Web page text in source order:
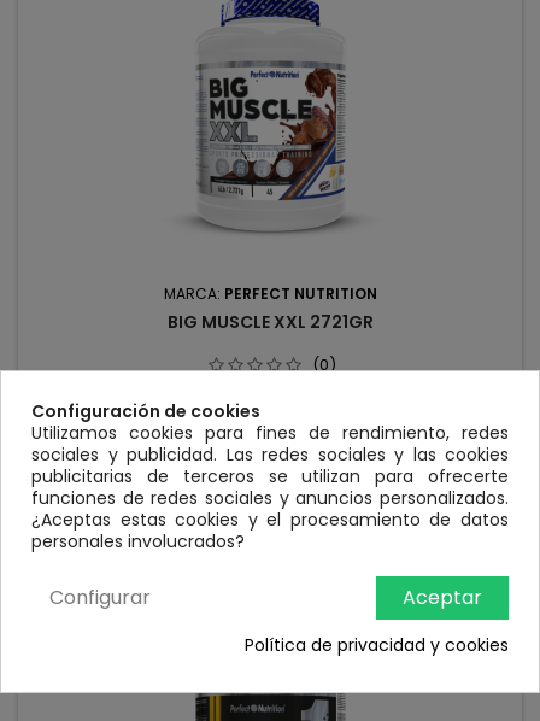
MARCA: PERFECT NUTRITION
BIG MUSCLE XXL 2721GR
(0)
lbConstruye masa muscular magra sin acumular grasa ni
azúcares innecesarios. Su fórmula avanzada combina
proteínas de alta calidad, carbohidratos complejos, creatina
y aminoácidos esenciales para maximizar el crecimiento,
acelerar la recuperación y aumentar tu rendimiento en
cada...
Precio
39,90 €
 Añadir al carrito
 En stock
Configuración de cookies
Utilizamos cookies para fines de rendimiento, redes
sociales y publicidad. Las redes sociales y las cookies
publicitarias de terceros se utilizan para ofrecerte
funciones de redes sociales y anuncios personalizados.
¿Aceptas estas cookies y el procesamiento de datos
personales involucrados?
Aceptar
Configurar
Política de privacidad y cookies